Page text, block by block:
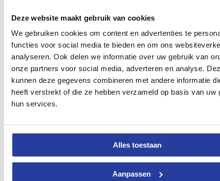
Deze website maakt gebruik van cookies
We gebruiken cookies om content en advertenties te
functies voor social media te bieden en om ons
analyseren. Ook delen we informatie over uw gebruik van
onze partners voor social media, adverteren en analyse.
kunnen deze gegevens combineren met andere informatie
heeft verstrekt of die ze hebben verzameld op basis van uw
hun services.
Alles toestaan
Aanpassen
interactieve manier, waarbij men gebruikt maakt van
aangepast voor kinderen en rondleidingen voor scholen.
Openingstijden
Maandag t/m zondag 11.00 – 14.30 uur en van 16.00 – 19.30
uur
Gesloten: 24, 25 & 31 december en op 1 januari.
Maandag t/m vrijdag 11.15 – 13.15 uur en van 16.15 tot